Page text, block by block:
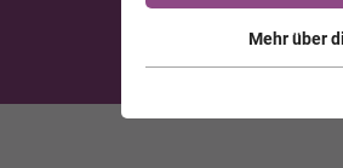
Sie sind noch
>> zur
Mehr über